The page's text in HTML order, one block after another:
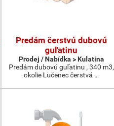
Predám čerstvú dubovú
guľatinu
Prodej / Nabídka > Kulatina
Predám dubovú guľatinu , 340 m3,
okolie Lučenec čerstvá …